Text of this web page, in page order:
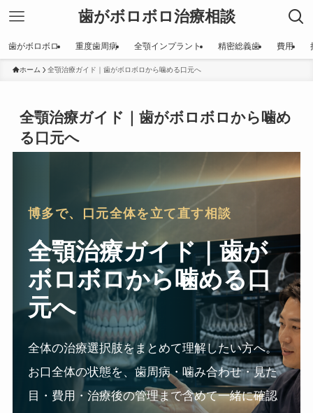
歯がボロボロ治療相談
歯がボロボロ 重度歯周病 全顎インプラント 精密総義歯 費用
ホーム 全顎治療ガイド｜歯がボロボロから噛める口元へ
全顎治療ガイド｜歯がボロボロから噛め
る口元へ
博多で、口元全体を立て直す相談
全顎治療ガイド｜歯が
ボロボロから噛める口
元へ
全体の治療選択肢をまとめて理解したい方へ。
お口全体の状態を、歯周病・噛み合わせ・見た
目・費用・治療後の管理まで含めて一緒に確認